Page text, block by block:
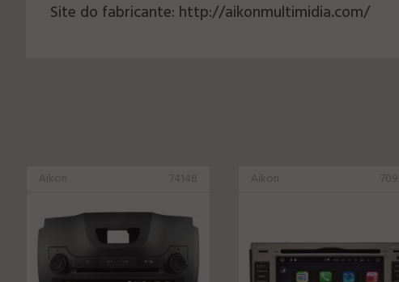
Site do fabricante: http://aikonmultimidia.com/
Aikon 74148 Aikon